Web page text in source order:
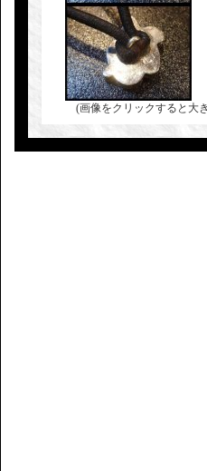
(画像をクリックすると大